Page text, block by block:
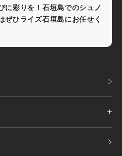
に彩りを！石垣島でのシュノ
ぜひライズ石垣島にお任せく